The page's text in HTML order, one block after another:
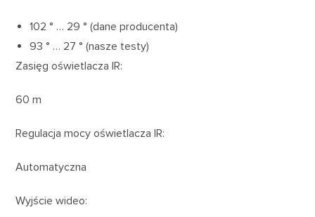
102 ° … 29 ° (dane producenta)
93 ° … 27 ° (nasze testy)
Zasięg oświetlacza IR:
60 m
Regulacja mocy oświetlacza IR:
Automatyczna
Wyjście wideo: